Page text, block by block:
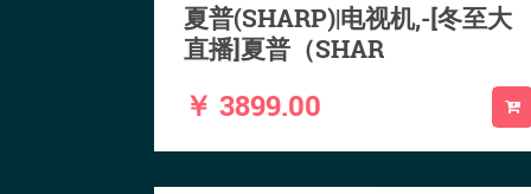
夏普(SHARP)|电视机,-[冬至大
直播]夏普（SHAR
￥ 3899.00